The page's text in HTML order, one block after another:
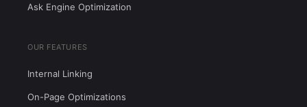
Ask Engine Optimization
OUR FEATURES
Internal Linking
On-Page Optimizations